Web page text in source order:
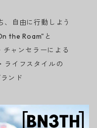
、自由に行動しよう
the Roam"と
ャンセラーによる
ライフスタイルの
ンド